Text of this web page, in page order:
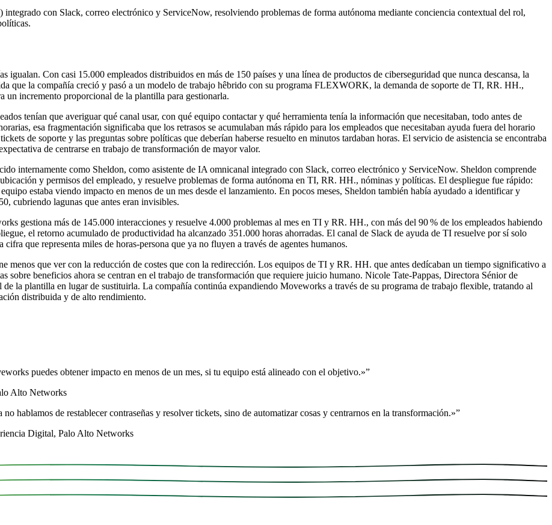
con Slack, correo electrónico y ServiceNow, resolviendo problemas de forma autónoma mediante conciencia contextual del rol,
igualan. Con casi 15.000 empleados distribuidos en más de 150 países y una línea de productos de ciberseguridad que nunca descansa, la
que la compañía creció y pasó a un modelo de trabajo hêbrido con su programa FLEXWORK, la demanda de soporte de TI, RR. HH.,
un incremento proporcional de la plantilla para gestionarla.
tenían que averiguar qué canal usar, con qué equipo contactar y qué herramienta tenía la información que necesitaban, todo antes de
esa fragmentación significaba que los retrasos se acumulaban más rápido para los empleados que necesitaban ayuda fuera del horario
de soporte y las preguntas sobre políticas que deberían haberse resuelto en minutos tardaban horas. El servicio de asistencia se encontraba
de centrarse en trabajo de transformación de mayor valor.
internamente como Sheldon, como asistente de IA omnicanal integrado con Slack, correo electrónico y ServiceNow. Sheldon comprende
y permisos del empleado, y resuelve problemas de forma autónoma en TI, RR. HH., nóminas y políticas. El despliegue fue rápido:
estaba viendo impacto en menos de un mes desde el lanzamiento. En pocos meses, Sheldon también había ayudado a identificar y
cubriendo lagunas que antes eran invisibles.
gestiona más de 145.000 interacciones y resuelve 4.000 problemas al mes en TI y RR. HH., con más del 90 % de los empleados habiendo
el retorno acumulado de productividad ha alcanzado 351.000 horas ahorradas. El canal de Slack de ayuda de TI resuelve por sí solo
que representa miles de horas-persona que ya no fluyen a través de agentes humanos.
que ver con la reducción de costes que con la redirección. Los equipos de TI y RR. HH. que antes dedícaban un tiempo significativo a
sobre beneficios ahora se centran en el trabajo de transformación que requiere juicio humano. Nicole Tate-Pappas, Directora Sénior de
la plantilla en lugar de sustituirla. La compañía continúa expandiendo Moveworks a través de su programa de trabajo flexible, tratando al
distribuida y de alto rendimiento.
puedes obtener impacto en menos de un mes, si tu equipo está alineado con el objetivo.»”
Alto Networks
hablamos de restablecer contraseñas y resolver tickets, sino de automatizar cosas y centrarnos en la transformación.»”
Digital, Palo Alto Networks